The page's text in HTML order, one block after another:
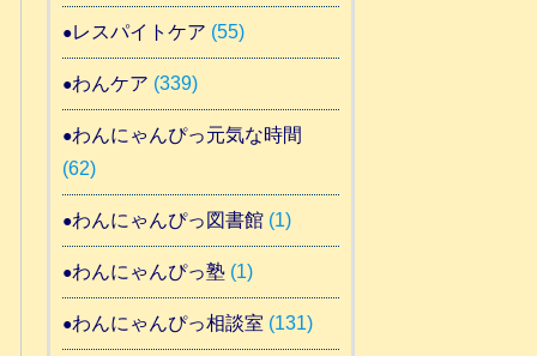
レスパイトケア (55)
わんケア (339)
わんにゃんぴっ元気な時間
(62)
わんにゃんぴっ図書館(1)
わんにゃんぴっ塾(1)
わんにゃんぴっ相談室 (131)